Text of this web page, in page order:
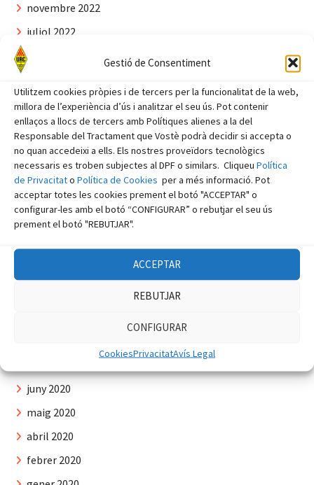
Gestió de Consentiment
Utilitzem cookies pròpies i de tercers per la funcionalitat de la web,
millora de l’experiència d’ús i analitzar el seu ús. Pot contenir
enllaços a llocs de tercers amb Polítiques alienes a la del
Responsable del Tractament que Vostè podrà decidir si accepta o
no quan accedeixi a ells. Els nostres proveïdors tecnològics
necessaris es troben subjectes al DPF o similars. Cliqueu Política
de Privacitato Política de Cookies per a més informació. Pot
acceptar totes les cookies prement el botó "ACCEPTAR" o
configurar-les amb el botó “CONFIGURAR” o rebutjar el seu ús
prement el botó "REBUTJAR".
ACCEPTAR
REBUTJAR
CONFIGURAR
CookiesPrivacitatAvís Legal
novembre 2022
juliol 2022
juny 2022
març 2022
febrer 2022
gener 2022
octubre 2021
agost 2021
juliol 2021
juny 2021
juny 2020
maig 2020
abril 2020
febrer 2020